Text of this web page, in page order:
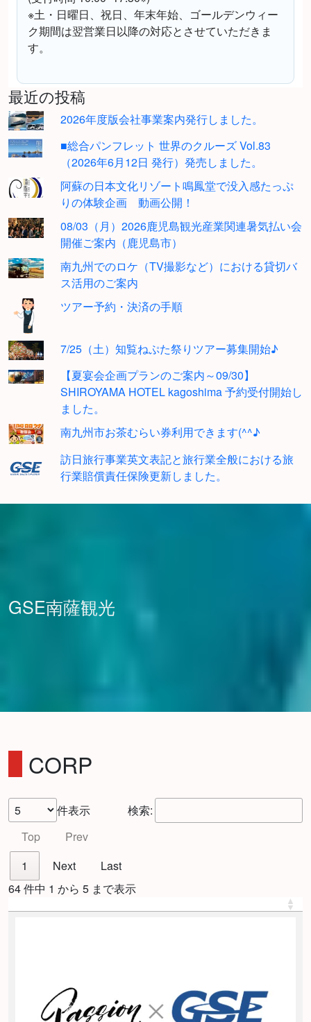
※土・日曜日、祝日、年末年始、ゴールデンウィー
ク期間は翌営業日以降の対応とさせていただきま
す。
最近の投稿
2026年度版会社事業案内発行しました。
■総合パンフレット 世界のクルーズ Vol.83
（2026年6月12日 発行）発売しました。
阿蘇の日本文化リゾート鳴鳳堂で没入感たっぷ
りの体験企画 動画公開！
08/03（月）2026鹿児島観光産業関連暑気払い会
開催ご案内（鹿児島市）
南九州でのロケ（TV撮影など）における貸切バ
ス活用のご案内
ツアー予約・決済の手順
7/25（土）知覧ねぷた祭りツアー募集開始♪
【夏宴会企画プランのご案内～09/30】
SHIROYAMA HOTEL kagoshima 予約受付開始し
ました。
南九州市お茶むらい券利用できます(^^♪
訪日旅行事業英文表記と旅行業全般における旅
行業賠償責任保険更新しました。
GSE南薩観光
CORP
件表示
検索:
Top
Prev
1
Next
Last
64 件中 1 から 5 まで表示